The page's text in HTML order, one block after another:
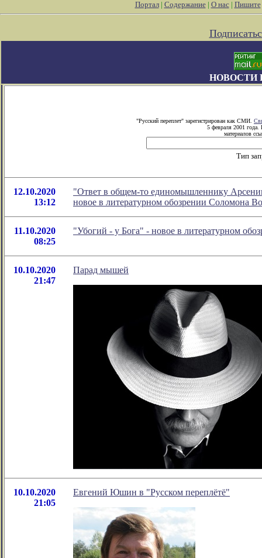
Портал| Содержание| О нас| Пишите
НОВОСТИ
"Русский переплет" зарегистрирован как СМИ.
5 февраля 2001 года.
материалов
Тип
12.10.2020
13:12
"Ответ в общем-то единомышленнику
новое в литературном обозрении Соломона
11.10.2020
08:25
"Убогий - у Бога" - новое в литературном
10.10.2020
21:47
Парад мышей
10.10.2020
21:05
Евгений Юшин в "Русском переплётё"